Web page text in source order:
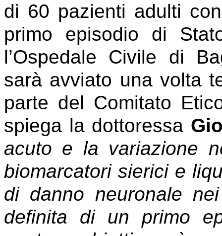
di 60 pazienti adulti
primo episodio di
l’Ospedale Civile di
sarà avviato una volta
parte del Comitato
spiega la dottoressa
acuto e la variazione
biomarcatori sierici e
di danno neuronale
definita di un primo